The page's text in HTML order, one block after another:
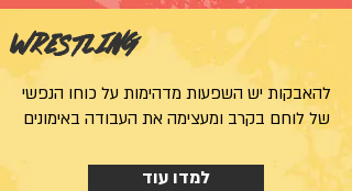
WRESTLING
להאבקות יש השפעות מדהימות על כוחו הנפשי
של לוחם בקרב ומעצימה את העבודה באימונים
למדו עוד